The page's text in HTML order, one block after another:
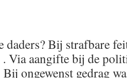
daders? Bij strafbare
Via aangifte bij de
ongewenst gedrag